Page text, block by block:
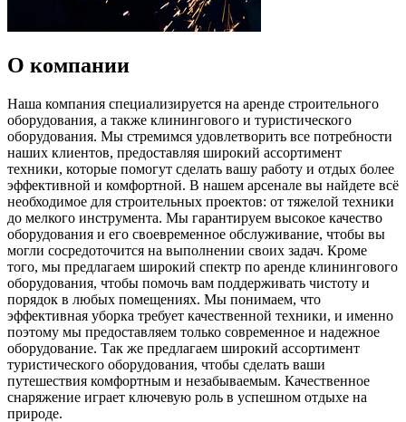
О компании
Наша компания специализируется на аренде строительного
оборудования, а также клинингового и туристического
оборудования. Мы стремимся удовлетворить все потребности
наших клиентов, предоставляя широкий ассортимент
техники, которые помогут сделать вашу работу и отдых более
эффективной и комфортной. В нашем арсенале вы найдете всё
необходимое для строительных проектов: от тяжелой техники
до мелкого инструмента. Мы гарантируем высокое качество
оборудования и его своевременное обслуживание, чтобы вы
могли сосредоточится на выполнении своих задач. Кроме
того, мы предлагаем широкий спектр по аренде клинингового
оборудования, чтобы помочь вам поддерживать чистоту и
порядок в любых помещениях. Мы понимаем, что
эффективная уборка требует качественной техники, и именно
поэтому мы предоставляем только современное и надежное
оборудование. Так же предлагаем широкий ассортимент
туристического оборудования, чтобы сделать ваши
путешествия комфортным и незабываемым. Качественное
снаряжение играет ключевую роль в успешном отдыхе на
природе.